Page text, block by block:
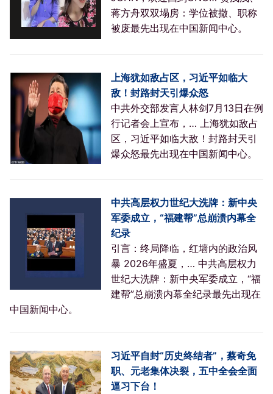
蒋方舟双双塌房：学位被撤、职称
被废最先出现在中国新闻中心。
上海犹如敌占区，习近平如临大
敌！封路封天引爆众怒
中共外交部发言人林剑7月13日在例
行记者会上宣布，… 上海犹如敌占
区，习近平如临大敌！封路封天引
爆众怒最先出现在中国新闻中心。
中共高层权力世纪大洗牌：新中央
军委成立，“福建帮”总崩溃内幕全
纪录
引言：终局降临，红墙内的政治风
暴 2026年盛夏，… 中共高层权力
世纪大洗牌：新中央军委成立，“福
建帮”总崩溃内幕全纪录最先出现在
中国新闻中心。
习近平自封“历史终结者”，蔡奇免
职、元老集体决裂，五中全会全面
逼习下台！